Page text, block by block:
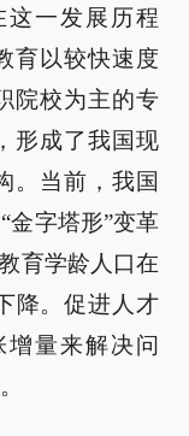
一发展历程
育以较快速度
院校为主的专
形成了我国现
。当前，我国
金字塔形”变革
育学龄人口在
降。促进人才
量来解决问